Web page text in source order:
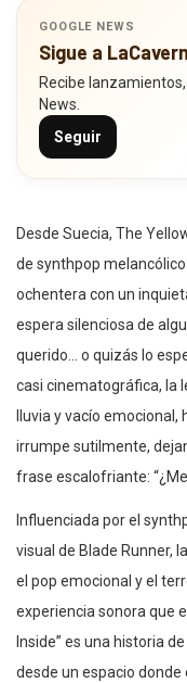
GOOGLE NEWS
Sigue a
Recibe
News.
Seguir
Desde Suecia, The
de synthpop
ochentera con un
espera silenciosa de
querido… o quizás lo
casi cinematográfica, la
lluvia y vacío
irrumpe sutilmente,
frase escalofriante:
Influenciada por el
visual de Blade Runner,
el pop emocional y el
experiencia sonora que
Inside” es una historia
desde un espacio